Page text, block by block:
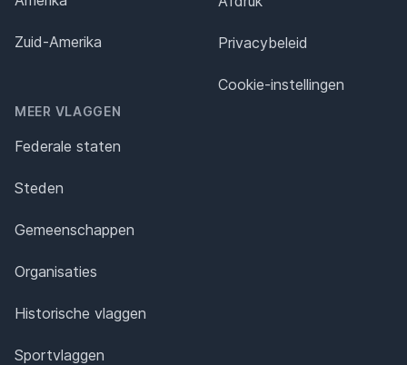
Zuid-Amerika
MEER VLAGGEN
Federale staten
Steden
Gemeenschappen
Organisaties
Historische vlaggen
Sportvlaggen
Privacybeleid
Cookie-instellingen